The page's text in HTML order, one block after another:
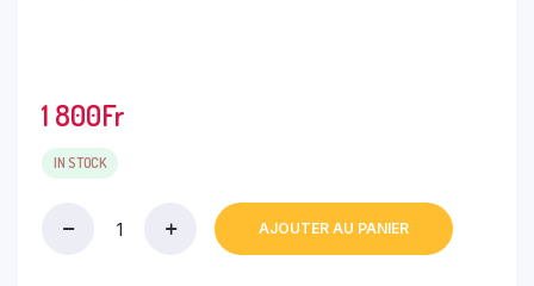
1 800Fr
IN STOCK
AJOUTER AU PANIER